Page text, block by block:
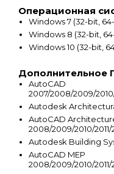
Операционная
Windows 7 (32-bit,
Windows 8 (32-bit,
Windows 10 (32-bit,
Дополнительное
AutoCAD
2007/2008/2009/2010/
Autodesk
AutoCAD
2008/2009/2010/2011/
Autodesk Building
AutoCAD MEP
2008/2009/2010/2011/